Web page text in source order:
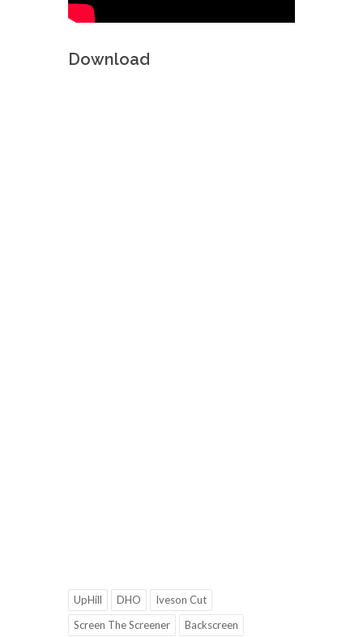
Download
UpHill DHO
Iveson Cut
Screen The Screener
Backscreen